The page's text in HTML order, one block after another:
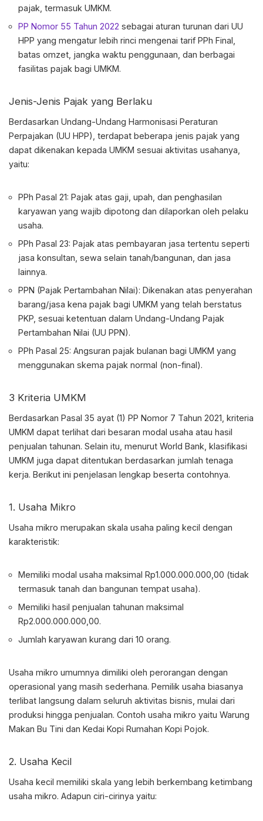
pajak, termasuk UMKM.
PP Nomor 55 Tahun 2022 sebagai aturan turunan dari UU
HPP yang mengatur lebih rinci mengenai tarif PPh Final,
batas omzet, jangka waktu penggunaan, dan berbagai
fasilitas pajak bagi UMKM.
Jenis-Jenis Pajak yang Berlaku
Berdasarkan Undang-Undang Harmonisasi Peraturan
Perpajakan (UU HPP), terdapat beberapa jenis pajak yang
dapat dikenakan kepada UMKM sesuai aktivitas usahanya,
yaitu:
PPh Pasal 21: Pajak atas gaji, upah, dan penghasilan
karyawan yang wajib dipotong dan dilaporkan oleh pelaku
usaha.
PPh Pasal 23: Pajak atas pembayaran jasa tertentu seperti
jasa konsultan, sewa selain tanah/bangunan, dan jasa
lainnya.
PPN (Pajak Pertambahan Nilai): Dikenakan atas penyerahan
barang/jasa kena pajak bagi UMKM yang telah berstatus
PKP, sesuai ketentuan dalam Undang-Undang Pajak
Pertambahan Nilai (UU PPN).
PPh Pasal 25: Angsuran pajak bulanan bagi UMKM yang
menggunakan skema pajak normal (non-final).
3 Kriteria UMKM
Berdasarkan Pasal 35 ayat (1) PP Nomor 7 Tahun 2021, kriteria
UMKM dapat terlihat dari besaran modal usaha atau hasil
penjualan tahunan. Selain itu, menurut World Bank, klasifikasi
UMKM juga dapat ditentukan berdasarkan jumlah tenaga
kerja. Berikut ini penjelasan lengkap beserta contohnya.
1. Usaha Mikro
Usaha mikro merupakan skala usaha paling kecil dengan
karakteristik:
Memiliki modal usaha maksimal Rp1.000.000.000,00 (tidak
termasuk tanah dan bangunan tempat usaha).
Memiliki hasil penjualan tahunan maksimal
Rp2.000.000.000,00.
Jumlah karyawan kurang dari 10 orang.
Usaha mikro umumnya dimiliki oleh perorangan dengan
operasional yang masih sederhana. Pemilik usaha biasanya
terlibat langsung dalam seluruh aktivitas bisnis, mulai dari
produksi hingga penjualan. Contoh usaha mikro yaitu Warung
Makan Bu Tini dan Kedai Kopi Rumahan Kopi Pojok.
2. Usaha Kecil
Usaha kecil memiliki skala yang lebih berkembang ketimbang
usaha mikro. Adapun ciri-cirinya yaitu: